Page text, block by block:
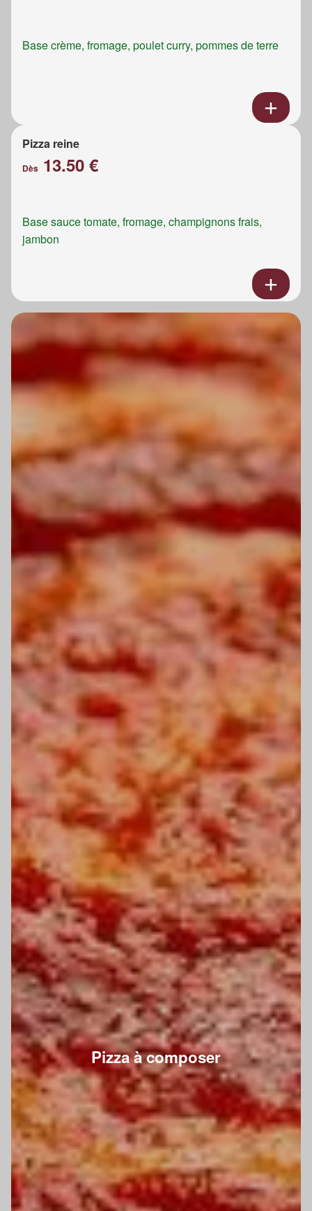
Base crème, fromage, poulet curry, pommes de terre
Pizza reine
Dès 13.50 €
Base sauce tomate, fromage, champignons frais,
jambon
Pizza à composer